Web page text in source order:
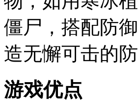
僵尸，搭配防
造无懈可击的防
游戏优点